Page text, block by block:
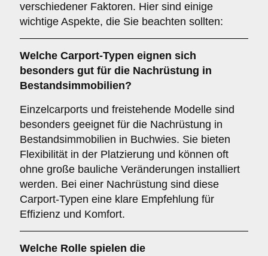
verschiedener Faktoren. Hier sind einige
wichtige Aspekte, die Sie beachten sollten:
Welche Carport-Typen eignen sich
besonders gut für die Nachrüstung in
Bestandsimmobilien?
Einzelcarports und freistehende Modelle sind
besonders geeignet für die Nachrüstung in
Bestandsimmobilien in Buchwies. Sie bieten
Flexibilität in der Platzierung und können oft
ohne große bauliche Veränderungen installiert
werden. Bei einer Nachrüstung sind diese
Carport-Typen eine klare Empfehlung für
Effizienz und Komfort.
Welche Rolle spielen die